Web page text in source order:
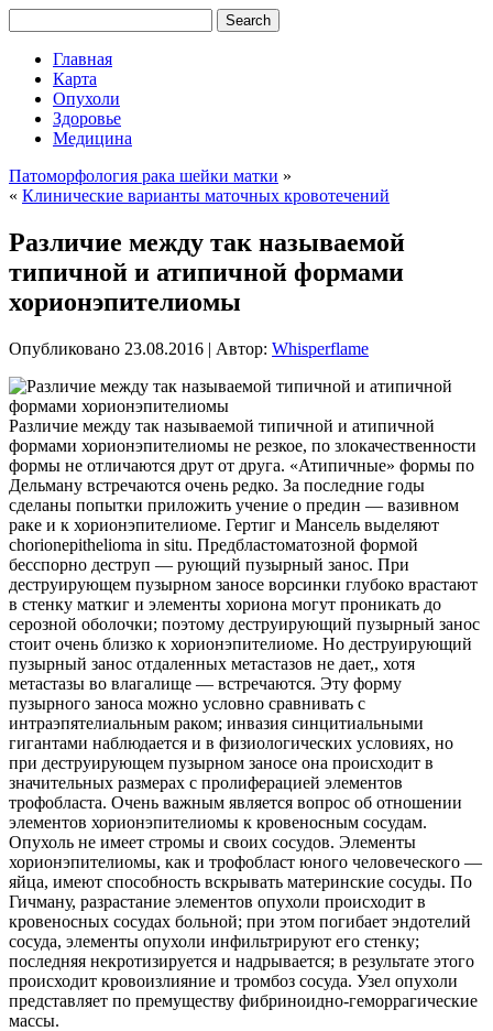
Главная
Карта
Опухоли
Здоровье
Медицина
Патоморфология рака шейки матки »
« Клинические варианты маточных кровотечений
Различие между так называемой
типичной и атипичной формами
хорионэпителиомы
Опубликовано 23.08.2016 | Автор: Whisperflame
Различие между так называемой типичной и атипичной
формами хорионэпителиомы не резкое, по злокачественности
формы не отличаются друт от друга. «Атипичные» формы по
Дельману встречаются очень редко. За последние годы
сделаны попытки приложить учение о предин — вазивном
раке и к хорионэпителиоме. Гертиг и Мансель выделяют
chorionepithelioma in situ. Предбластоматозной формой
бесспорно деструп — рующий пузырный занос. При
деструирующем пузырном заносе ворсинки глубоко врастают
в стенку маткиг и элементы хориона могут проникать до
серозной оболочки; поэтому деструирующий пузырный занос
стоит очень близко к хорионэпителиоме. Но деструирующий
пузырный занос отдаленных метастазов не дает,, хотя
метастазы во влагалище — встречаются. Эту форму
пузырного заноса можно условно сравнивать с
интраэпятелиальным раком; инвазия синцитиальными
гигантами наблюдается и в физиологических условиях, но
при деструирующем пузырном заносе она происходит в
значительных размерах с пролиферацией элементов
трофобласта. Очень важным является вопрос об отношении
элементов хорионэпителиомы к кровеносным сосудам.
Опухоль не имеет стромы и своих сосудов. Элементы
хорионэпителиомы, как и трофобласт юного человеческого —
яйца, имеют способность вскрывать материнские сосуды. По
Гичману, разрастание элементов опухоли происходит в
кровеносных сосудах больной; при этом погибает эндотелий
сосуда, элементы опухоли инфильтрируют его стенку;
последняя некротизируется и надрывается; в результате этого
происходит кровоизлияние и тромбоз сосуда. Узел опухоли
представляет по премуществу фибриноидно-геморрагические
массы.